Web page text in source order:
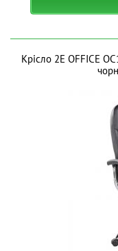
Крісло 2E OFFICE